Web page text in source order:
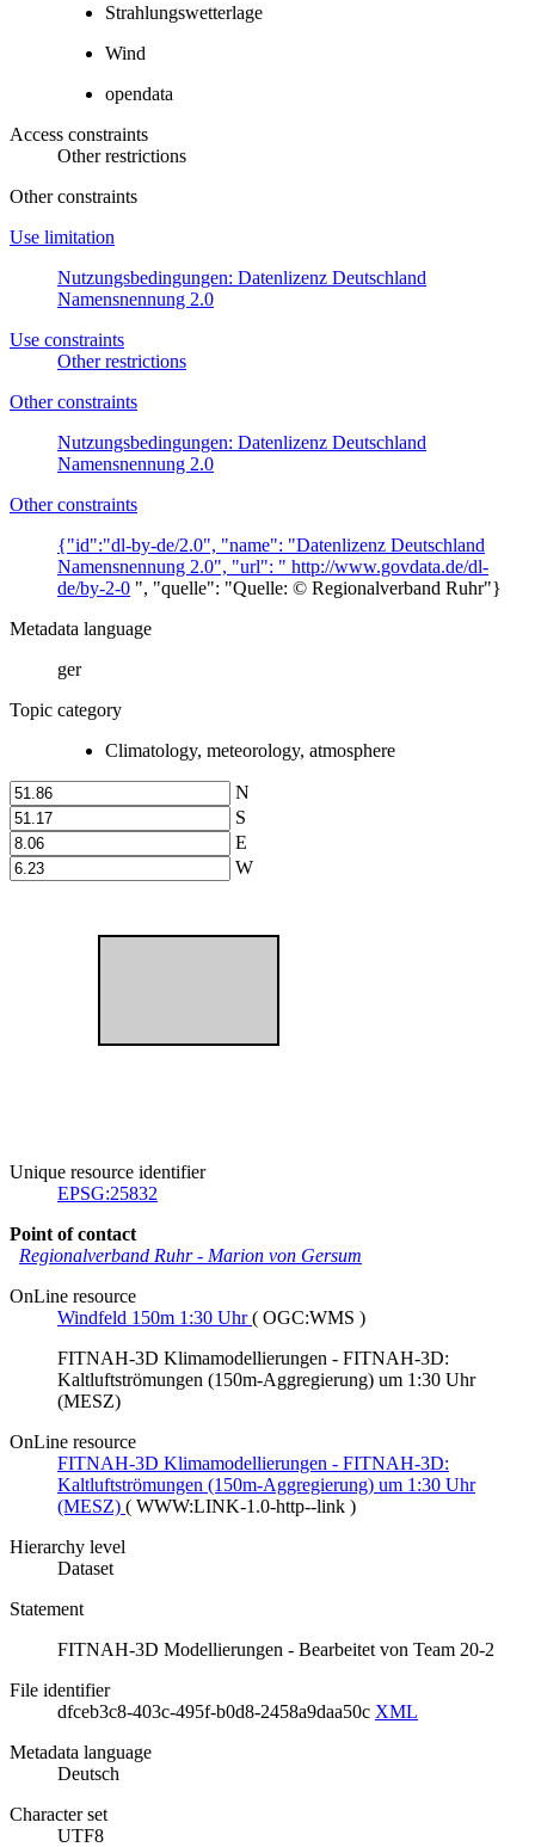
Strahlungswetterlage
Wind
opendata
Access constraints
Other restrictions
Other constraints
Use limitation
Nutzungsbedingungen: Datenlizenz Deutschland
Namensnennung 2.0
Use constraints
Other restrictions
Other constraints
Nutzungsbedingungen: Datenlizenz Deutschland
Namensnennung 2.0
Other constraints
{"id":"dl-by-de/2.0", "name": "Datenlizenz Deutschland
Namensnennung 2.0", "url": " http://www.govdata.de/dl-
de/by-2-0 ", "quelle": "Quelle: © Regionalverband Ruhr"}
Metadata language
ger
Topic category
Climatology, meteorology, atmosphere
N
S
E
W
Unique resource identifier
EPSG:25832
Point of contact
Regionalverband Ruhr- Marion von Gersum
OnLine resource
Windfeld 150m 1:30 Uhr( OGC:WMS )
FITNAH-3D Klimamodellierungen - FITNAH-3D:
Kaltluftströmungen (150m-Aggregierung) um 1:30 Uhr
(MESZ)
OnLine resource
FITNAH-3D Klimamodellierungen - FITNAH-3D:
Kaltluftströmungen (150m-Aggregierung) um 1:30 Uhr
(MESZ) ( WWW:LINK-1.0-http--link )
Hierarchy level
Dataset
Statement
FITNAH-3D Modellierungen - Bearbeitet von Team 20-2
File identifier
dfceb3c8-403c-495f-b0d8-2458a9daa50c XML
Metadata language
Deutsch
Character set
UTF8